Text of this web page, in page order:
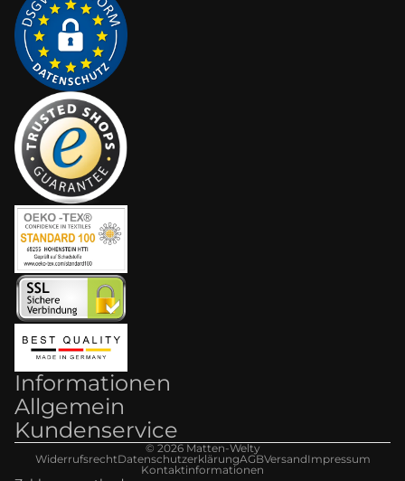
Informationen
Allgemein
Kundenservice
© 2026 Matten-Welty
WiderrufsrechtDatenschutzerklärungAGBVersandImpressum
Kontaktinformationen